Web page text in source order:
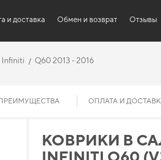
и доставка Обмен и возврат Отзывы
Infiniti Q60 2013 - 2016
ОПЛАТА И
КОВРИКИ В